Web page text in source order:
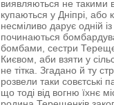
виявляються не такими
купаються у Дніпрі,
несміливо дарує одній
починаються
бомбами, сестри
Києвом, аби взяти у
не тітка. Згадано й ту
розвели таки совєтські
що тоді від вогню їхнє